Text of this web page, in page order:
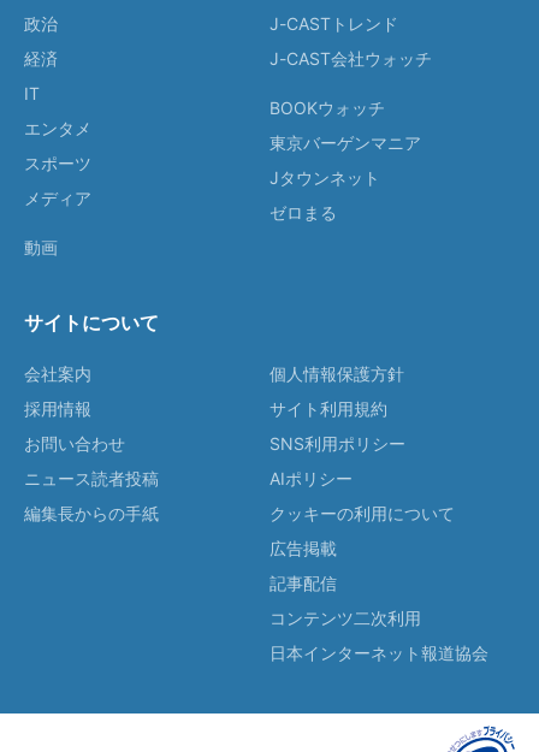
政治
経済
IT
エンタメ
スポーツ
メディア
動画
J-CASTトレンド
J-CAST会社ウォッチ
BOOKウォッチ
東京バーゲンマニア
Jタウンネット
ゼロまる
サイトについて
会社案内
採用情報
お問い合わせ
ニュース読者投稿
編集長からの手紙
個人情報保護方針
サイト利用規約
SNS利用ポリシー
AIポリシー
クッキーの利用について
広告掲載
記事配信
コンテンツ二次利用
日本インターネット報道協会